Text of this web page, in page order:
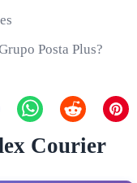
Posta Plus?
Courier